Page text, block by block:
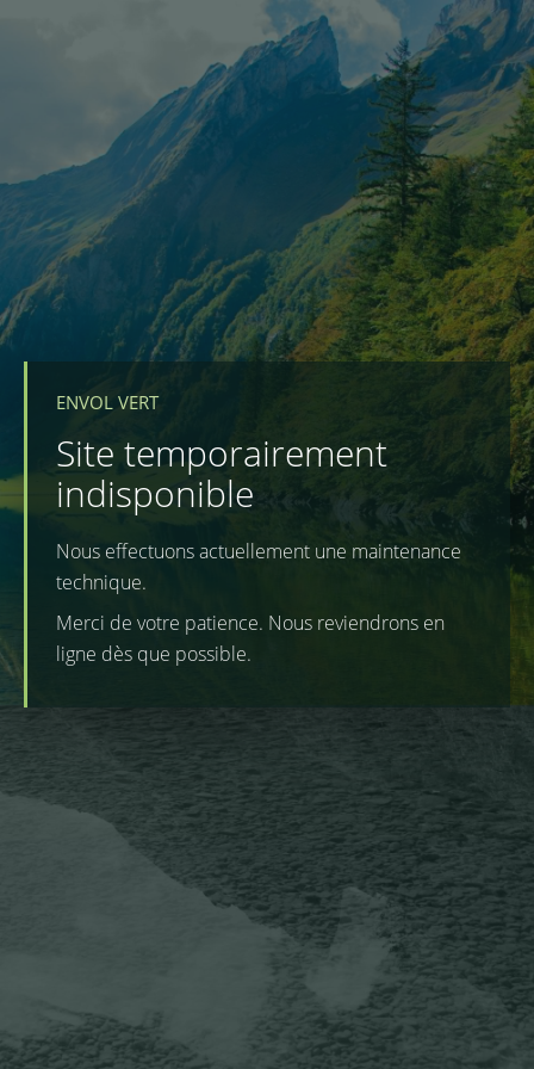
ENVOL VERT
Site temporairement
indisponible
Nous effectuons actuellement une maintenance
technique.
Merci de votre patience. Nous reviendrons en
ligne dès que possible.